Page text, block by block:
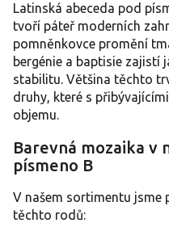
Latinská abeceda pod
tvoří páteř moderních
pomněnkovce promění
bergénie a baptisie zajistí
stabilitu. Většina těchto
druhy, které s
objemu.
Barevná mozaika v
písmeno B
V našem sortimentu jsme
těchto rodů: